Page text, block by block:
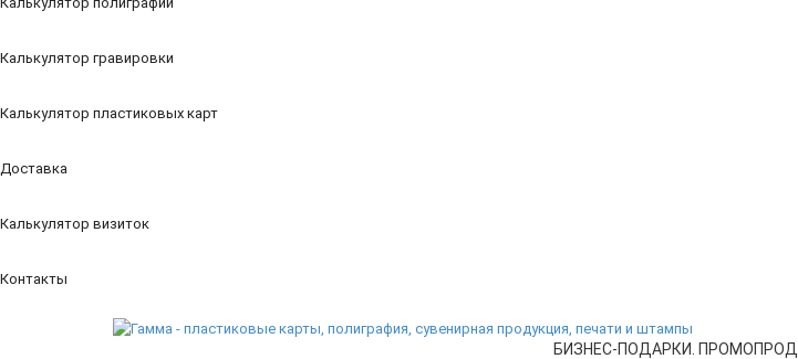
Калькулятор гравировки
Калькулятор пластиковых карт
Доставка
Калькулятор визиток
Контакты
БИЗНЕС-ПОДАРКИ.